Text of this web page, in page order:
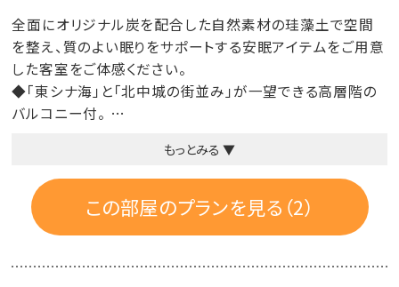
全面にオリジナル炭を配合した自然素材の珪藻土で空間
を整え、質のよい眠りをサポートする安眠アイテムをご用意
した客室をご体感ください。
◆「東シナ海」と「北中城の街並み」が一望できる高層階の
バルコニー付。
◆自然派のシャンプー＆コンディショナー（プロハーブ）に、
無添加ボディーソープ（シャボン玉石けん）
◆快眠をお届けするために、上質綿を使ったベッドリネン
◆農薬、化学肥料を使わず100％有機茶葉を使用した緑茶
ナブルなコスタリカコーヒー
もっとみる ▼
この部屋のプランを見る（2）